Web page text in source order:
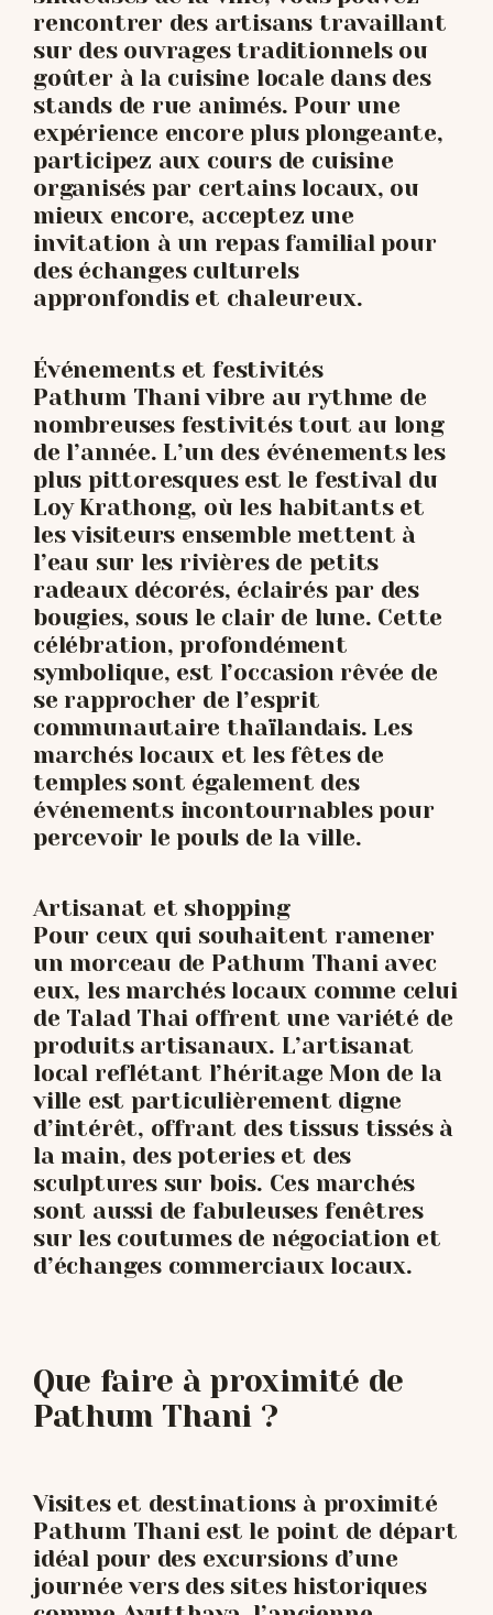
rencontrer des artisans travaillant
sur des ouvrages traditionnels ou
goûter à la cuisine locale dans des
stands de rue animés. Pour une
expérience encore plus plongeante,
participez aux cours de cuisine
organisés par certains locaux, ou
mieux encore, acceptez une
invitation à un repas familial pour
des échanges culturels
appronfondis et chaleureux.
Événements et festivités
Pathum Thani vibre au rythme de
nombreuses festivités tout au long
de l’année. L’un des événements les
plus pittoresques est le festival du
Loy Krathong, où les habitants et
les visiteurs ensemble mettent à
l’eau sur les rivières de petits
radeaux décorés, éclairés par des
bougies, sous le clair de lune. Cette
célébration, profondément
symbolique, est l’occasion rêvée de
se rapprocher de l’esprit
communautaire thaïlandais. Les
marchés locaux et les fêtes de
temples sont également des
événements incontournables pour
percevoir le pouls de la ville.
Artisanat et shopping
Pour ceux qui souhaitent ramener
un morceau de Pathum Thani avec
eux, les marchés locaux comme celui
de Talad Thai offrent une variété de
produits artisanaux. L’artisanat
local reflétant l’héritage Mon de la
ville est particulièrement digne
d’intérêt, offrant des tissus tissés à
la main, des poteries et des
sculptures sur bois. Ces marchés
sont aussi de fabuleuses fenêtres
sur les coutumes de négociation et
d’échanges commerciaux locaux.
Que faire à proximité de
Pathum Thani ?
Visites et destinations à proximité
Pathum Thani est le point de départ
idéal pour des excursions d’une
journée vers des sites historiques